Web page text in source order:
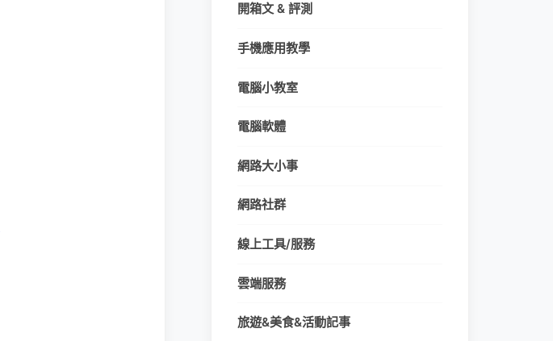
開箱文 & 評測
手機應用教學
電腦小教室
電腦軟體
網路大小事
網路社群
線上工具/服務
雲端服務
旅遊&美食&活動記事